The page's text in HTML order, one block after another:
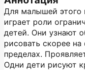
Для малышей этого
играет роли
детей. Они узнают
рисовать скорее
пределах.
Одни дети рисуют